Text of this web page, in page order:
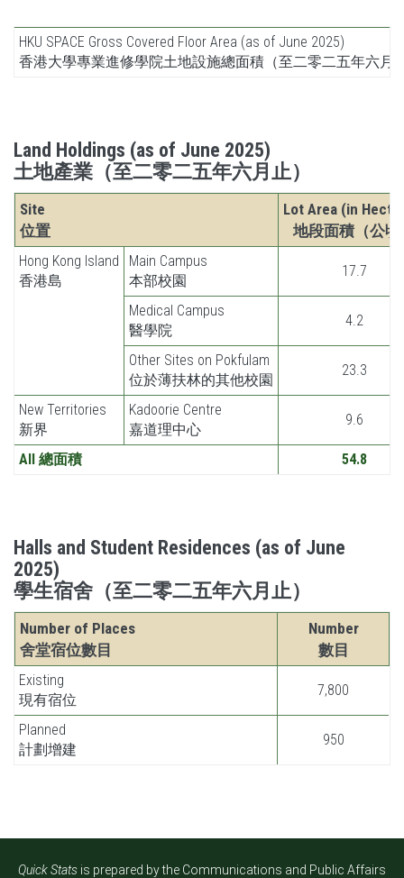
HKU SPACE Gross Covered Floor Area (as of June 2025)
香港大學專業進修學院土地設施總面積（至二零二五年六月
Land Holdings (as of June 2025)
土地產業（至二零二五年六月止）
Site
位置
Lot Area (in
地段面積（公頃
Hong Kong Island
香港島
Main Campus
本部校園
17.7
Medical Campus
醫學院
4.2
Other Sites on Pokfulam
位於薄扶林的其他校園
23.3
New Territories
新界
Kadoorie Centre
嘉道理中心
9.6
All 總面積 54.8
Halls and Student Residences (as of June
2025)
學生宿舍（至二零二五年六月止）
Number of Places
舍堂宿位數目
Number
數目
Existing
現有宿位
7,800
Planned
計劃增建
950
Quick Stats is prepared by the Communications and Public Affairs